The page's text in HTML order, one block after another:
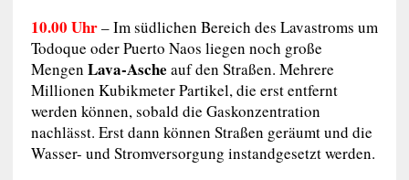
10.00 Uhr– Im südlichen Bereich des Lavastroms um
Todoque oder Puerto Naos liegen noch große
Mengen Lava-Asche auf den Straßen. Mehrere
Millionen Kubikmeter Partikel, die erst entfernt
werden können, sobald die Gaskonzentration
nachlässt. Erst dann können Straßen geräumt und die
Wasser- und Stromversorgung instandgesetzt werden.